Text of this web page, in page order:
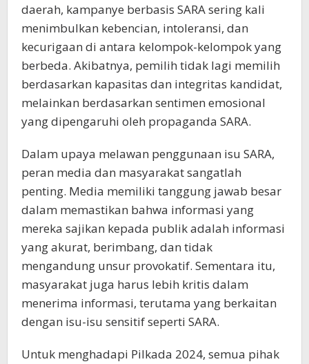
daerah, kampanye berbasis SARA sering kali
menimbulkan kebencian, intoleransi, dan
kecurigaan di antara kelompok-kelompok yang
berbeda. Akibatnya, pemilih tidak lagi memilih
berdasarkan kapasitas dan integritas kandidat,
melainkan berdasarkan sentimen emosional
yang dipengaruhi oleh propaganda SARA.
Dalam upaya melawan penggunaan isu SARA,
peran media dan masyarakat sangatlah
penting. Media memiliki tanggung jawab besar
dalam memastikan bahwa informasi yang
mereka sajikan kepada publik adalah informasi
yang akurat, berimbang, dan tidak
mengandung unsur provokatif. Sementara itu,
masyarakat juga harus lebih kritis dalam
menerima informasi, terutama yang berkaitan
dengan isu-isu sensitif seperti SARA.
Untuk menghadapi Pilkada 2024, semua pihak